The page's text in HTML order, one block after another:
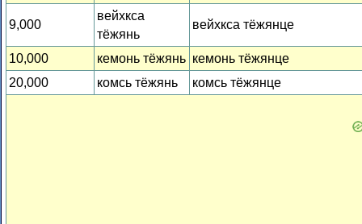
9,000
вейхкса
тёжянь
вейхкса тёжянце
10,000 кемонь тёжянь кемонь тёжянце
20,000
комсь тёжянь комсь тёжянце